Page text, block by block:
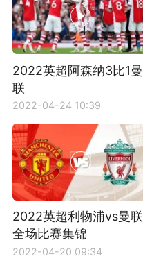
2022英超阿森纳3比1曼
联
2022-04-24 10:39
2022英超利物浦vs曼联
全场比赛集锦
2022-04-20 09:34